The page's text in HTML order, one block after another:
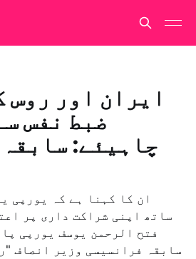
ایران اور روس
ضبط نفس
چاہیئے:
ان کا کہنا ہے کہ یورپی
ساتھ اپنی شراکت داری پر
فتح الرحمن یوسف یورپی
سابقہ فرانسیسی وزیر انصاف